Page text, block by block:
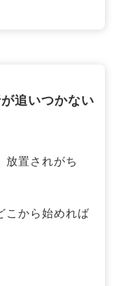
追いつかない
放置されがち
こから始めれば